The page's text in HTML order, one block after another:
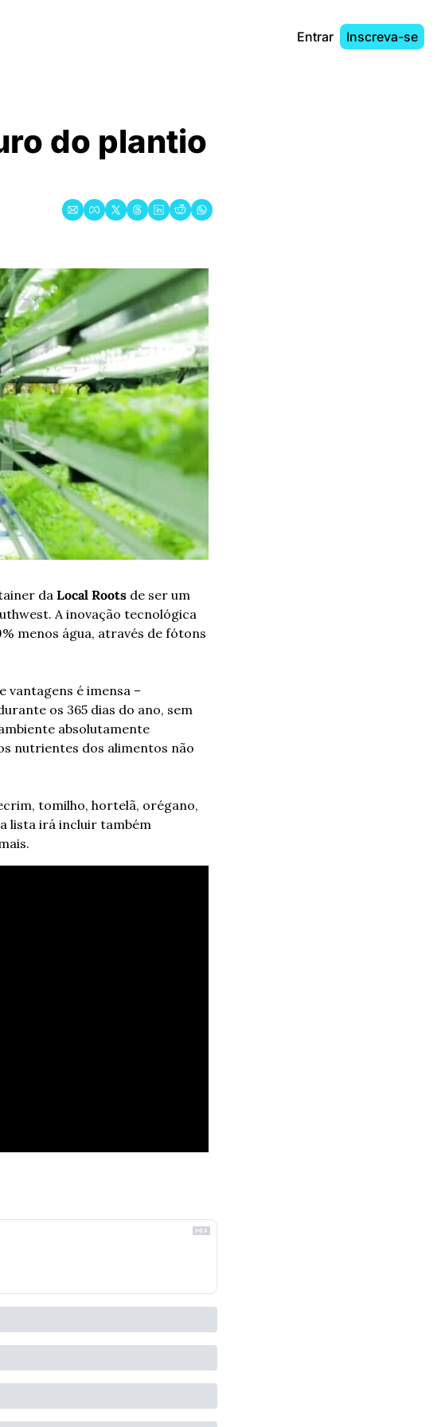
Entrar Inscreva-se
do plantio
da Local Roots de ser um
A inovação tecnológica
menos água, através de fótons
vantagens é imensa –
os 365 dias do ano, sem
absolutamente
nutrientes dos alimentos não
tomilho, hortelã, orégano,
lista irá incluir também